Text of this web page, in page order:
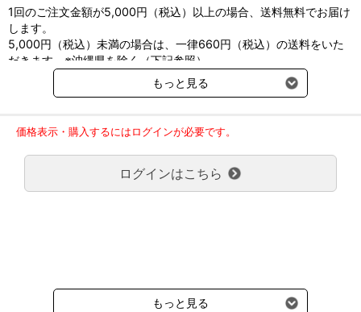
・1ペア入り(左右兼用)
・前肢、後肢、ともに利用できます。
【推奨種】
超小型犬、小型犬、中型犬、大型犬
XS・チワワ、トイプードル、ポメラニアン、ヨークシャー などの超
M・コーギー、ビーグル などの中型犬
L・ゴールデン、ラブラドール などの大型犬
・足を引きずって歩くようになってきた子
・爪先や指先を保護したい子
1回のご注文金額が5,000円（税込）以上の場合、送料無料でお届け
します。
5,000円（税込）未満の場合は、一律660円（税込）の送料をいた
だきます。※沖縄県を除く（下記参照）
※2017年11月14日（火）より沖縄県へのお届けにつきましては、1
回のご注文金額（税込）が、30,000円以上で配送無料となります。
ご了承のほどよろしくお願い致します。
弊社都合でお届けが２回以上に分かれる場合の送料負担は、１回分
のみで新たな送料は発生しません。
大型商品送料が必要な商品をご注文の場合は、大型商品送料のみご
負担頂きます。
受けます。
もっと見る
価格表示・購入するにはログインが必要です。
ログインはこちら
もっと見る